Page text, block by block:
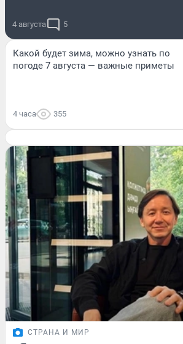
4 августа 5
Какой будет зима, можно узнать по
погоде 7 августа — важные приметы
4 часа 355
СТРАНА И МИР